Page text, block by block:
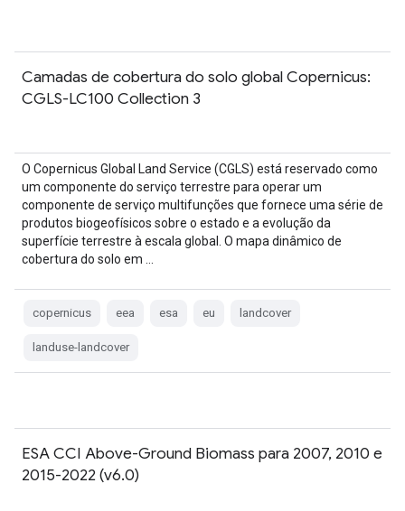
Camadas de cobertura do solo global Copernicus:
CGLS-LC100 Collection 3
O Copernicus Global Land Service (CGLS) está reservado como
um componente do serviço terrestre para operar um
componente de serviço multifunções que fornece uma série de
produtos biogeofísicos sobre o estado e a evolução da
superfície terrestre à escala global. O mapa dinâmico de
cobertura do solo em …
copernicus eea esa eu landcover
landuse-landcover
ESA CCI Above-Ground Biomass para 2007, 2010 e
2015-2022 (v6.0)